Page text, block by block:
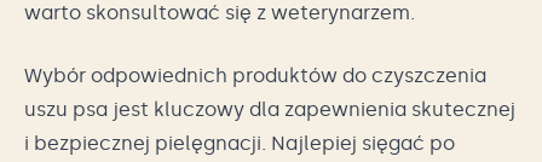
warto skonsultować się z weterynarzem.
Wybór odpowiednich produktów do czyszczenia
uszu psa jest kluczowy dla zapewnienia skutecznej
i bezpiecznej pielęgnacji. Najlepiej sięgać po